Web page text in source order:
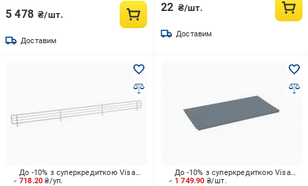
5 478 ₴/шт.
Доставим
22 ₴/шт.
Доставим
718.20₴/уп.
До -10% з суперкредиткою Visa Вигода
1 749.90 ₴/шт.
До -10% з суперкредиткою Visa Вигода